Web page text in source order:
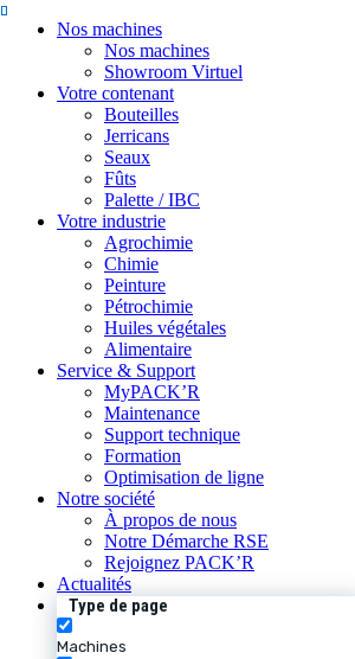
Nos machines
Nos machines
Showroom Virtuel
Votre contenant
Bouteilles
Jerricans
Seaux
Fûts
Palette / IBC
Votre industrie
Agrochimie
Chimie
Peinture
Pétrochimie
Huiles végétales
Alimentaire
Service & Support
MyPACK’R
Maintenance
Support technique
Formation
Optimisation de ligne
Notre société
À propos de nous
Notre Démarche RSE
Rejoignez PACK’R
Actualités
Type de page
Machines